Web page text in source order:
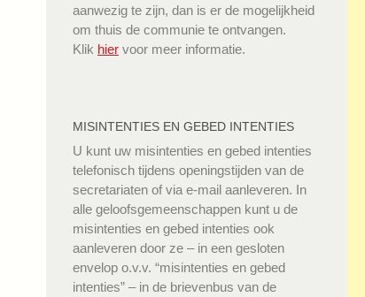
aanwezig te zijn, dan is er de mogelijkheid
om thuis de communie te ontvangen.
Klik hier voor meer informatie.
MISINTENTIES EN GEBED INTENTIES
U kunt uw misintenties en gebed intenties
telefonisch tijdens openingstijden van de
secretariaten of via e-mail aanleveren. In
alle geloofsgemeenschappen kunt u de
misintenties en gebed intenties ook
aanleveren door ze – in een gesloten
envelop o.v.v. “misintenties en gebed
intenties” – in de brievenbus van de